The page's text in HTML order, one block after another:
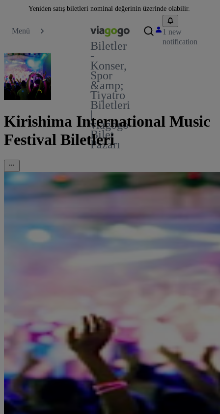
Yeniden satış biletleri nominal değerinin üzerinde olabilir.
Menü
Biletler
-
Konser,
Spor
&amp;
Tiyatro
Biletleri
|
viagogo
Bilet
Pazarı
1 new
notification
Kirishima International Music
Festival Biletleri